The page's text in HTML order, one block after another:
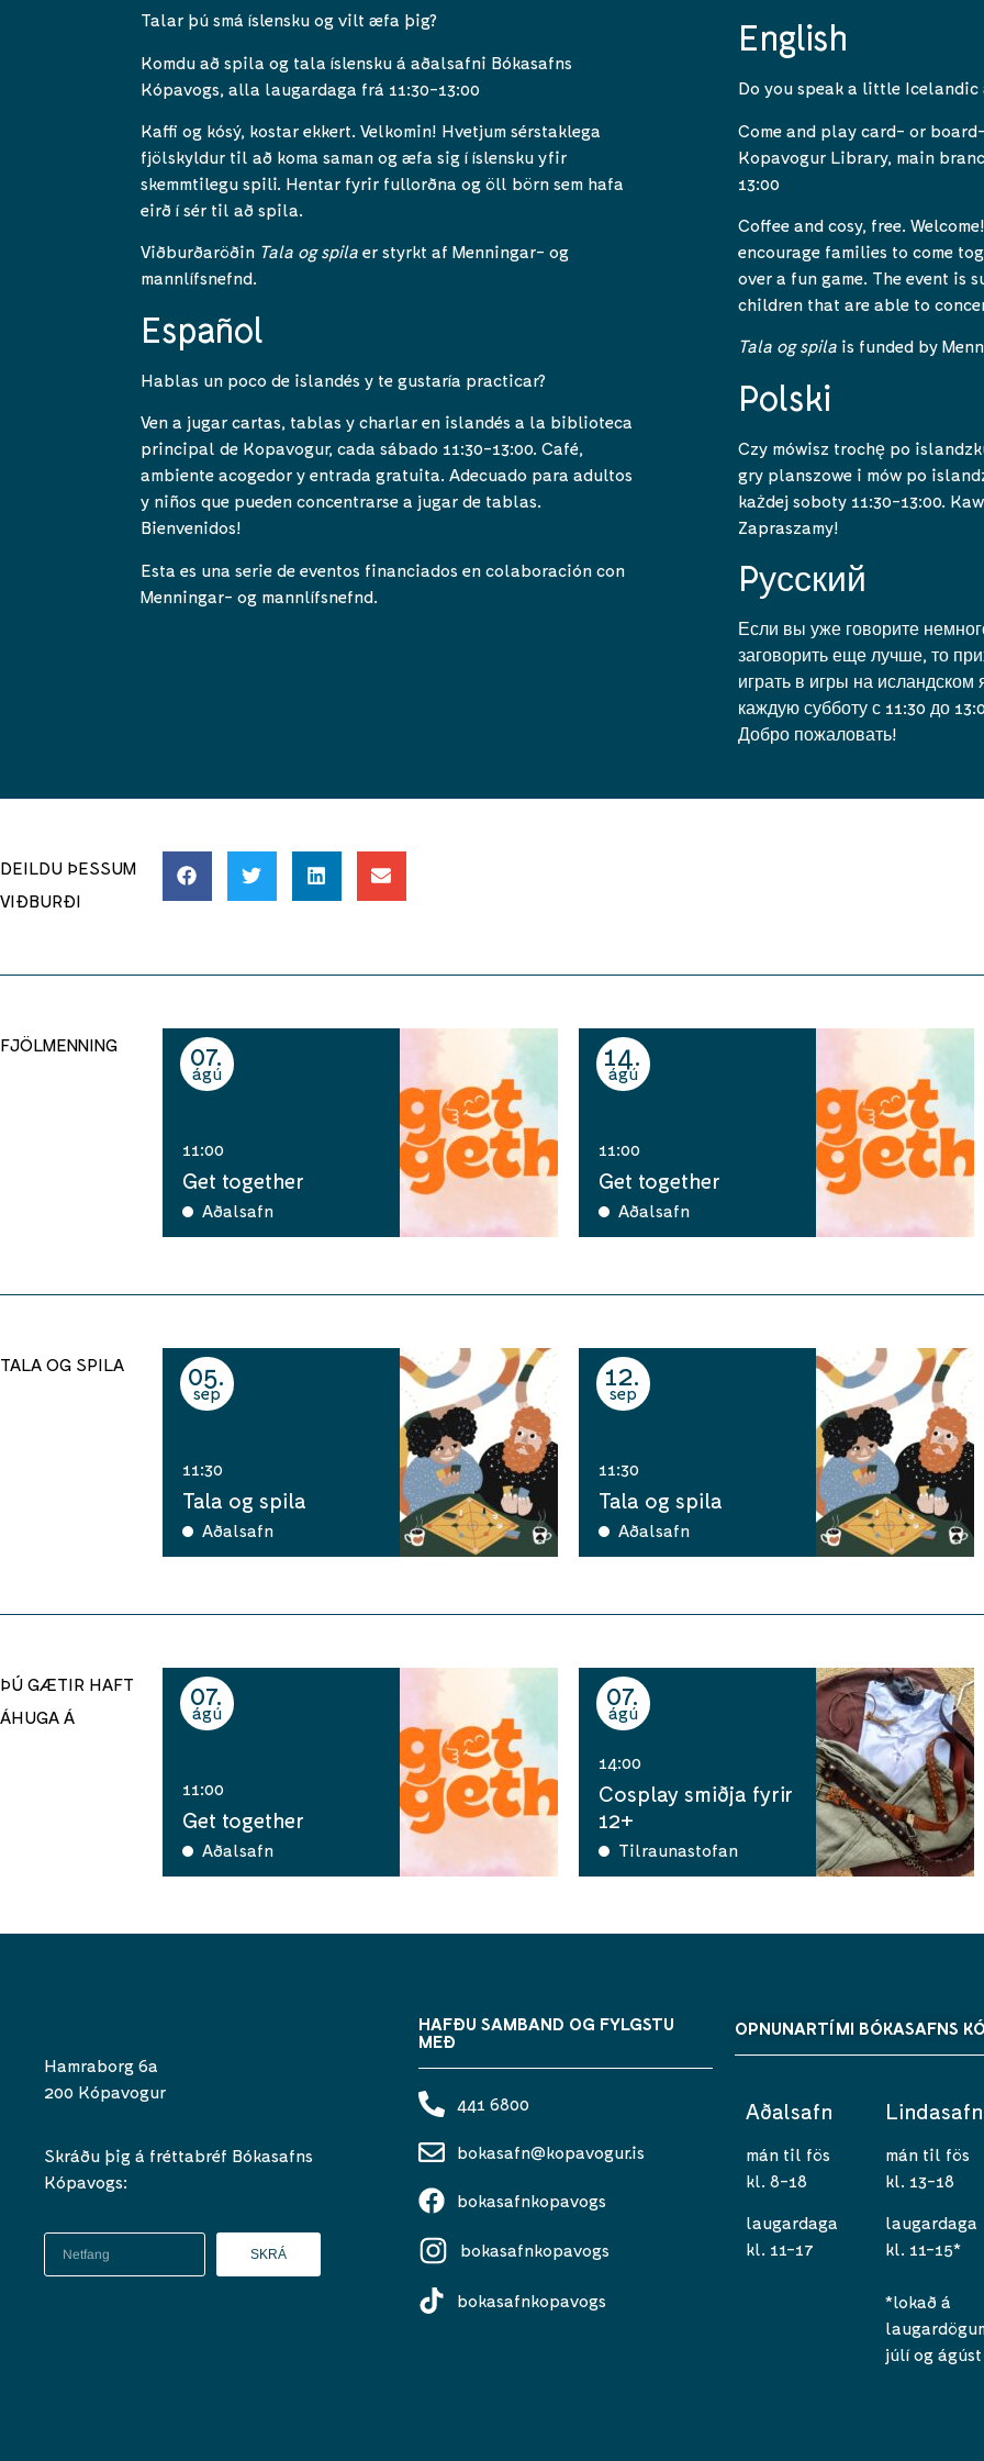
Talar þú smá íslensku og vilt æfa þig?
Komdu að spila og tala íslensku á aðalsafni Bókasafns
Kópavogs, alla laugardaga frá 11:30-13:00
Kaffi og kósý, kostar ekkert. Velkomin! Hvetjum sérstaklega
fjölskyldur til að koma saman og æfa sig í íslensku yfir
skemmtilegu spili. Hentar fyrir fullorðna og öll börn sem hafa
eirð í sér til að spila.
Viðburðaröðin Tala og spila er styrkt af Menningar- og
mannlífsnefnd.
Español
Hablas un poco de islandés y te gustaría practicar?
Ven a jugar cartas, tablas y charlar en islandés a la biblioteca
principal de Kopavogur, cada sábado 11:30-13:00. Café,
ambiente acogedor y entrada gratuita. Adecuado para adultos
y niños que pueden concentrarse a jugar de tablas.
Bienvenidos!
Esta es una serie de eventos financiados en colaboración con
Menningar- og mannlífsnefnd.
English
Do you speak a little
Come and play card- or
Kopavogur Library, main
13:00
Coffee and cosy, free.
encourage families to come
over a fun game. The event is
children that are able to
Tala og spila is funded by
Polski
Czy mówisz trochę po
gry planszowe i mów po
każdej soboty 11:30-13:00.
Zapraszamy!
Pусский
Если вы уже говорите
заговорить еще лучше, то
играть в игры на исландском
каждую субботу с 11:30 до
Добро пожаловать!
DEILDU ÞESSUM
VIÐBURÐI
FJÖLMENNING 07
ágú
11:00
Get together
Aðalsafn
14
ágú
11:00
Get together
Aðalsafn
TALA OG SPILA 05
sep
11:30
Tala og spila
Aðalsafn
12
sep
11:30
Tala og spila
Aðalsafn
ÞÚ GÆTIR HAFT
ÁHUGA Á
07
ágú
11:00
Get together
Aðalsafn
07
ágú
14:00
Cosplay smiðja fyrir
12+
Tilraunastofan
Hamraborg 6a
200 Kópavogur
Skráðu þig á fréttabréf Bókasafns
Kópavogs:
SKRÁ
HAFÐU SAMBAND OG FYLGSTU
MEÐ
441 6800
bokasafn@kopavogur.is
bokasafnkopavogs
bokasafnkopavogs
bokasafnkopavogs
OPNUNARTÍMI BÓKASAFNS
Aðalsafn
mán til fös
kl. 8-18
laugardaga
kl. 11-17
Lindasafn
mán til fös
kl. 13-18
laugardaga
kl. 11-15*
*lokað á
júlí og ágúst